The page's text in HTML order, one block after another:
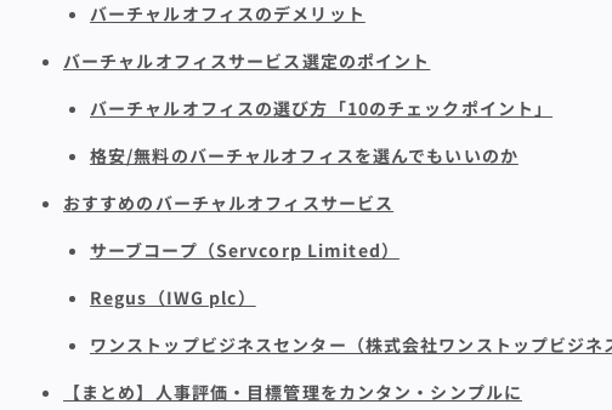
バーチャルオフィスのデメリット
バーチャルオフィスサービス選定のポイント
バーチャルオフィスの選び方「10のチェックポイント」
格安/無料のバーチャルオフィスを選んでもいいのか
おすすめのバーチャルオフィスサービス
サーブコープ（Servcorp Limited）
Regus（IWG plc）
ワンストップビジネスセンター（株式会社ワンストップビジネ
【まとめ】人事評価・目標管理をカンタン・シンプルに